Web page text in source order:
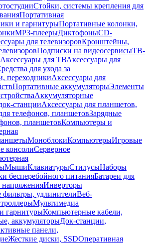
Стойки, системы крепления для
Портативная
и гарнитурыПортативные колонки,
MP3-плеерыДиктофоныCD-
для телевизоровКронштейны,
Подписки на видеосервисыТВ-
Аксессуары для ТВАксессуары для
для ухода за
переходникиАксессуары для
Портативные аккумуляторыЭлементы
Аккумуляторные
станцииАксессуары для планшетов,
телефонов, планшетовЗарядные
планшетовКомпьютеры и
МоноблокиКомпьютерыИгровые
консолиСерверное
МышиКлавиатурыСтилусыНаборы
бесперебойного питанияБатареи для
напряженияИнверторы
фильтры, удлинителиВеб-
Мультимедиа
гарнитурыКомпьютерные кабели,
аккумуляторыДок-станции,
панели,
Жесткие диски, SSDОперативная